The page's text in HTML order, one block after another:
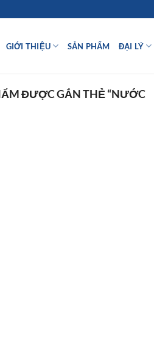
GIỚI THIỆU SẢN PHẨM ĐẠI LÝ
ĐƯỢC GẮN THẺ “NƯỚC